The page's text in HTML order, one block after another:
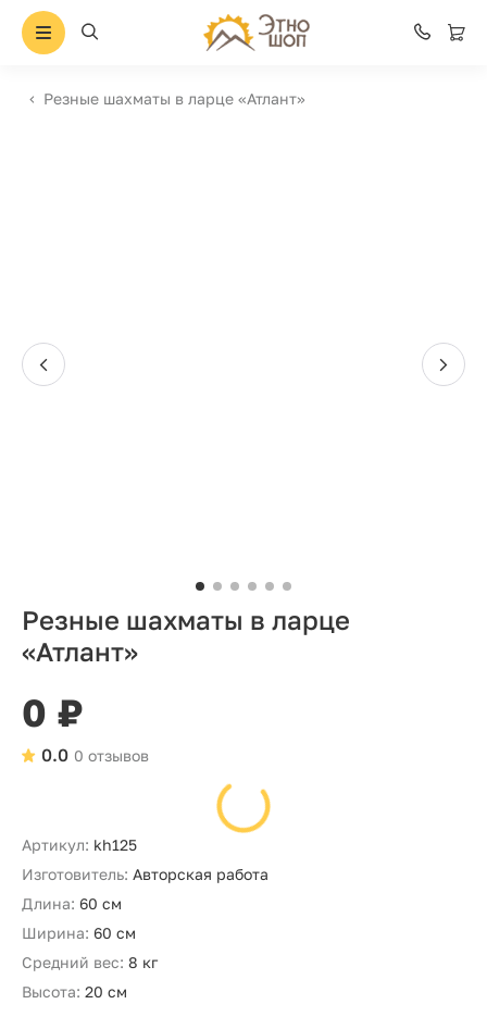
Резные шахматы в ларце «Атлант»
Резные шахматы в ларце
«Атлант»
0 ₽
0 отзывов
0.0
Артикул: kh125
Изготовитель: Авторская работа
Длина: 60 см
Ширина: 60 см
Средний вес: 8 кг
Высота: 20 см